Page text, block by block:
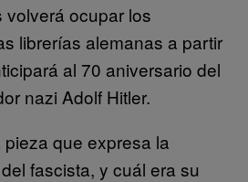
ocupar los
librerías alemanas a partir
al 70 aniversario del
nazi Adolf Hitler.
que expresa la
fascista, y cuál era su